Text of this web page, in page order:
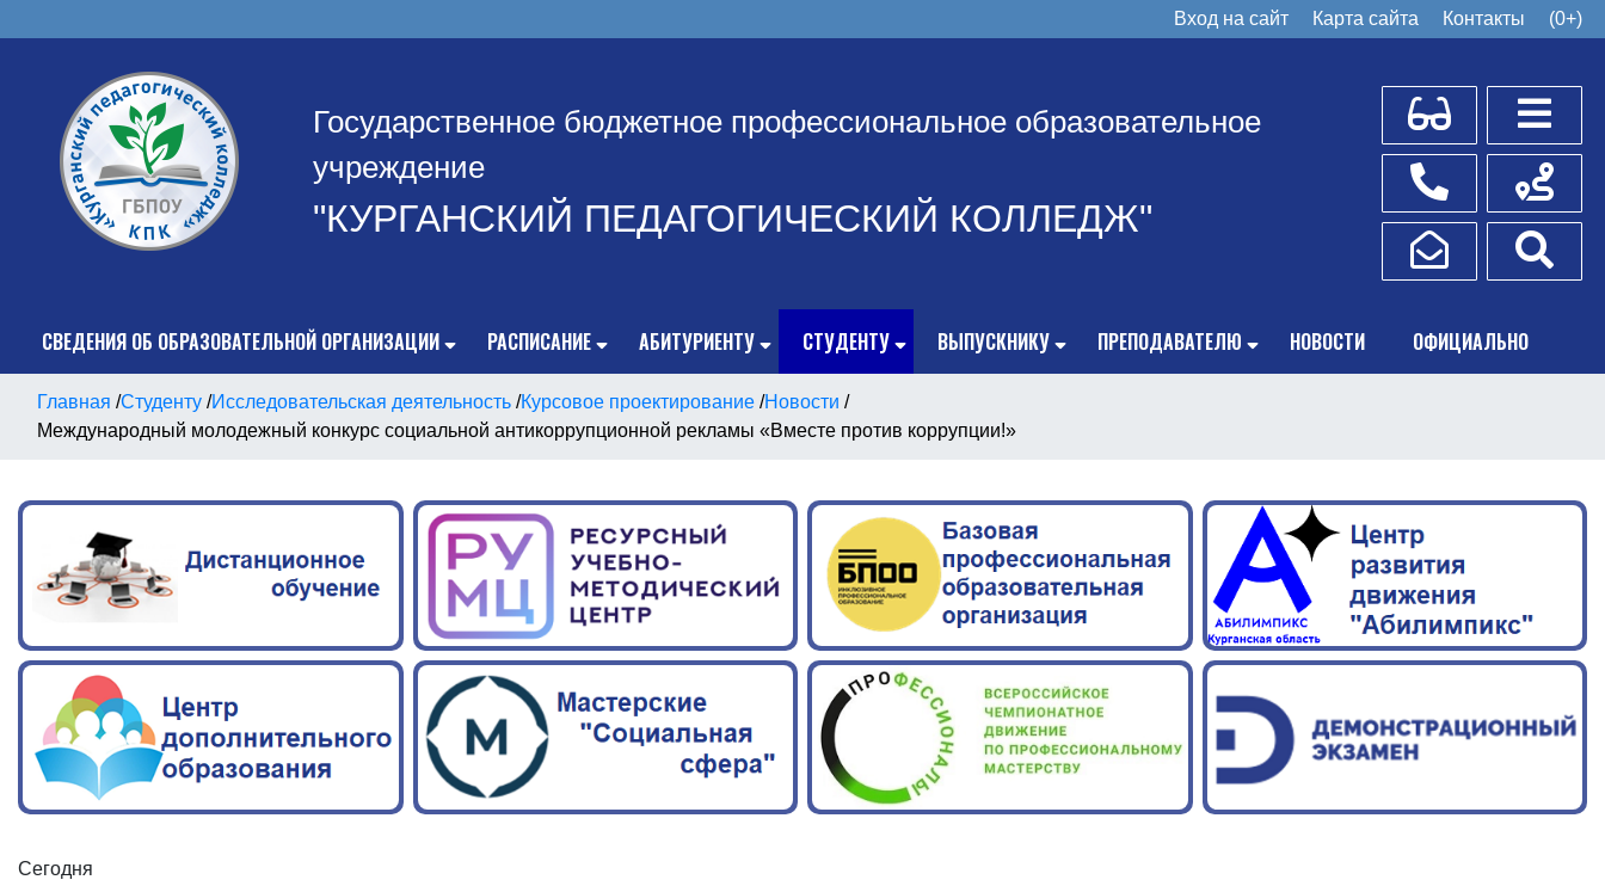
Вход на сайт Карта сайта Контакты (0+)
Государственное бюджетное профессиональное образовательное
учреждение
"КУРГАНСКИЙ ПЕДАГОГИЧЕСКИЙ КОЛЛЕДЖ"
Для слабовидящих
Телефоны
Написать обращение
Схема
СВЕДЕНИЯ ОБ ОБРАЗОВАТЕЛЬНОЙ ОРГАНИЗАЦИИ РАСПИСАНИЕ АБИТУРИЕНТУ СТУДЕНТУ ВЫПУСКНИКУ ПРЕПОДАВАТЕЛЮ НОВОСТИ ОФИЦИАЛЬНО
Главная /Студенту /Исследовательская деятельность /Курсовое проектирование /Новости /
Международный молодежный конкурс социальной антикоррупционной рекламы «Вместе против коррупции!»
Сегодня